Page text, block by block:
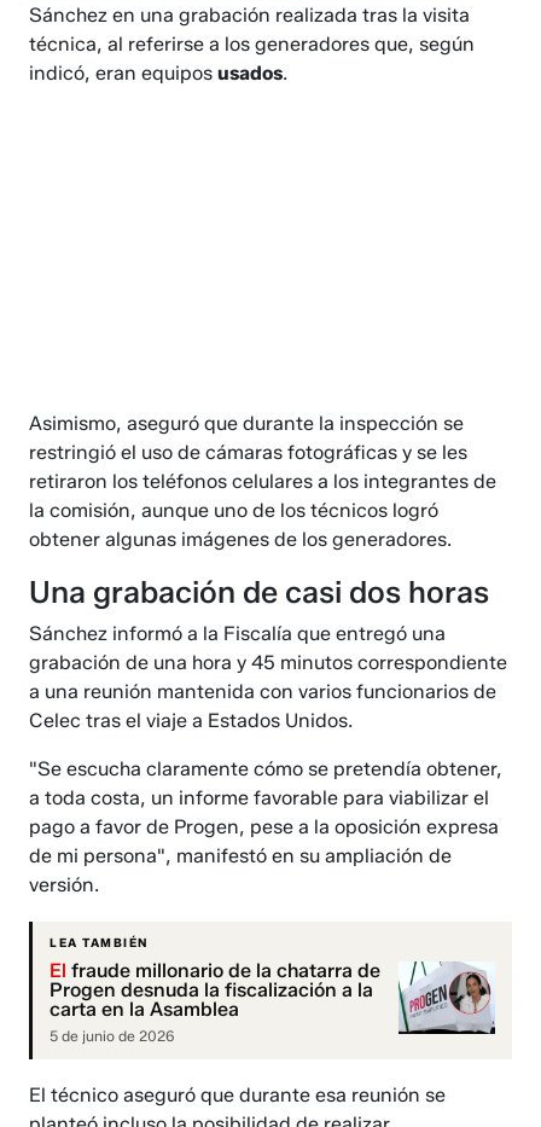
Sánchez en una grabación realizada tras la visita
técnica, al referirse a los generadores que, según
indicó, eran equiposusados.
Asimismo, aseguró que durante la inspección se
restringió el uso de cámaras fotográficas y se les
retiraron los teléfonos celulares a los integrantes de
la comisión, aunque uno de los técnicos logró
obtener algunas imágenes de los generadores.
Una grabación de casi dos horas
Sánchez informó a la Fiscalía que entregó una
grabación de una hora y 45 minutos correspondiente
a una reunión mantenida con varios funcionarios de
Celec tras el viaje a Estados Unidos.
"Se escucha claramente cómo se pretendía obtener,
a toda costa, un informe favorable para viabilizar el
pago a favor de Progen, pese a la oposición expresa
de mi persona", manifestó en su ampliación de
versión.
LEA TAMBIÉN
El fraude millonario de la chatarra de
Progen desnuda la fiscalización a la
carta en la Asamblea
5 de junio de 2026
El técnico aseguró que durante esa reunión se